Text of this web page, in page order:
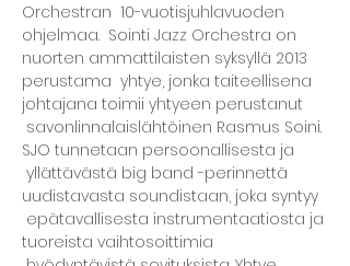
Orchestran  10-vuotisjuhlavuoden
ohjelmaa.  Sointi Jazz Orchestra on
nuorten ammattilaisten syksyllä 2013
perustama  yhtye, jonka taiteellisena
johtajana toimii yhtyeen perustanut
savonlinnalaislähtöinen Rasmus Soini.
SJO tunnetaan persoonallisesta ja
yllättävästä big band -perinnettä
uudistavasta soundistaan, joka syntyy
epätavallisesta instrumentaatiosta ja
tuoreista vaihtosoittimia